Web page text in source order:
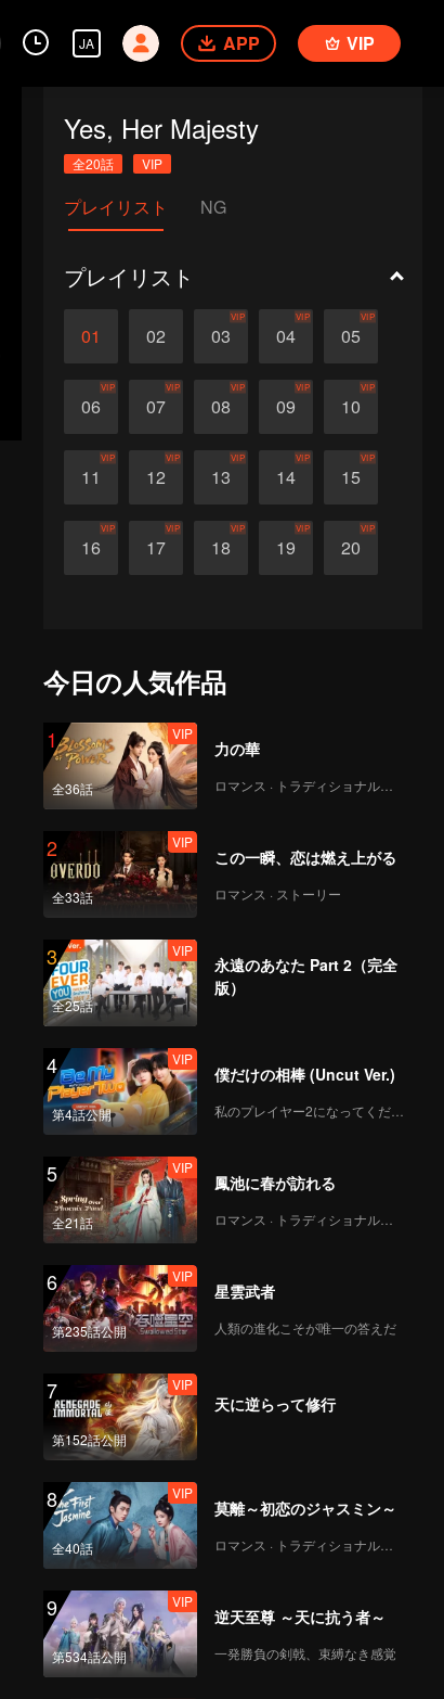
JA APP VIP
Yes, Her Majesty
全20話 VIP
プレイリスト NG
プレイリスト
01 02 03
VIP
04
VIP
05
VIP
06
VIP
07
VIP
08
VIP
09
VIP
10
VIP
11
VIP
12
VIP
13
VIP
14
VIP
15
VIP
16
VIP
17
VIP
18
VIP
19
VIP
20
VIP
今日の人気作品
1
全36話
VIP
力の華
ロマンス · トラディショナル・コスチューム
2
全33話
VIP
この一瞬、恋は燃え上がる
ロマンス · ストーリー
3
全25話
VIP
永遠のあなた Part 2（完全
版）
4
第4話公開
VIP
僕だけの相棒 (Uncut Ver.)
私のプレイヤー2になってください
5
全21話
VIP
鳳池に春が訪れる
ロマンス · トラディショナル・コスチューム
6
第235話公開
VIP
星雲武者
人類の進化こそが唯一の答えだ
7
第152話公開
VIP
天に逆らって修行
8
全40話
VIP
莫離～初恋のジャスミン～
ロマンス · トラディショナル・コスチューム
9
第534話公開
VIP
逆天至尊 ～天に抗う者～
一発勝負の剣戟、束縛なき感覚